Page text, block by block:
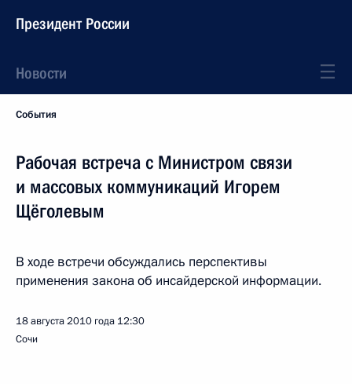
Президент России
Новости
События
Рабочая встреча с Министром связи
и массовых коммуникаций Игорем
Щёголевым
В ходе встречи обсуждались перспективы
применения закона об инсайдерской информации.
18 августа 2010 года 12:30
Сочи